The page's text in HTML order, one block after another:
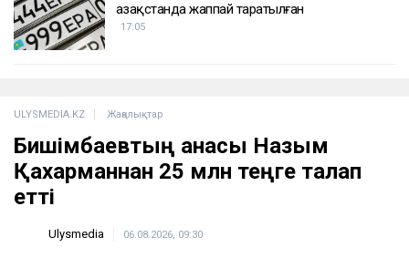
Қазақстанда жаппай таратылған
17:05
ULYSMEDIA.KZ Жаңалықтар
Бишімбаевтың анасы Назым
Қахарманнан 25 млн теңге талап
етті
Ulysmedia 06.08.2026, 09:30